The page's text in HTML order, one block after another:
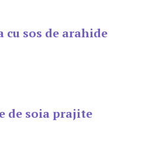
sos de arahide
de soia prajite